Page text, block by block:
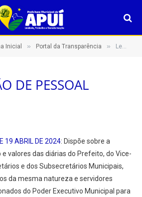
Inicial » Portal da Transparência » Legislação de Pessoal
DE PESSOAL
19 ABRIL DE 2024: Dispõe sobre a
valores das diárias do Prefeito, do Vice-
e dos Subsecretários Municipais,
da mesma natureza e servidores
do Poder Executivo Municipal para